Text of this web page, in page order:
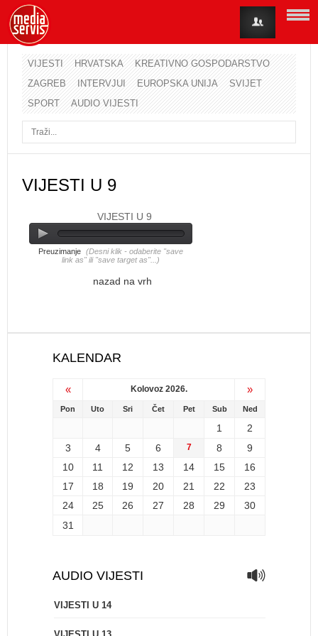
VIJESTI HRVATSKA
KREATIVNO GOSPODARSTVO
ZAGREB
INTERVJUI EUROPSKA UNIJA
SVIJET
SPORT
AUDIO VIJESTI
VIJESTI U 9
VIJESTI U 9
Preuzimanje (Desni klik - odaberite "save
link as" ili "save target as"...)
nazad na vrh
KALENDAR
« Kolovoz 2026. »
Pon Uto Sri Čet Pet Sub Ned
1
2
3
4 5 6 7 8
9
10
11 12 13 14 15
16
17
18 19 20 21 22
23
24
25 26 27 28 29
30
31
AUDIO VIJESTI
VIJESTI U 14
Korisničko ime
Lozinka
Zaboravili ste lozinku?